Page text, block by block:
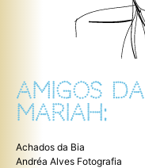
AMIGOS DA
MARIAH:
Achados da Bia
Andréa Alves Fotografia